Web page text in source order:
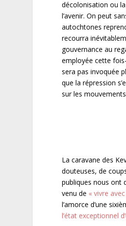
décolonisation ou
l’avenir. On peut
autochtones
recourra
gouvernance au
employée cette
sera pas invoquée
que la répression
sur les
La caravane des
douteuses, de
publiques nous ont
venu de « vivre
l’amorce d’une
l’état exceptionnel